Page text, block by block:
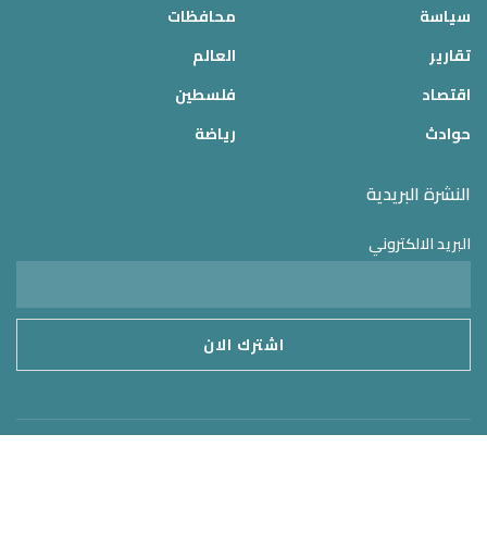
سياسة
تقارير
اقتصاد
حوادث
محافظات
العالم
فلسطين
رياضة
النشرة البريدية
البريد الالكتروني